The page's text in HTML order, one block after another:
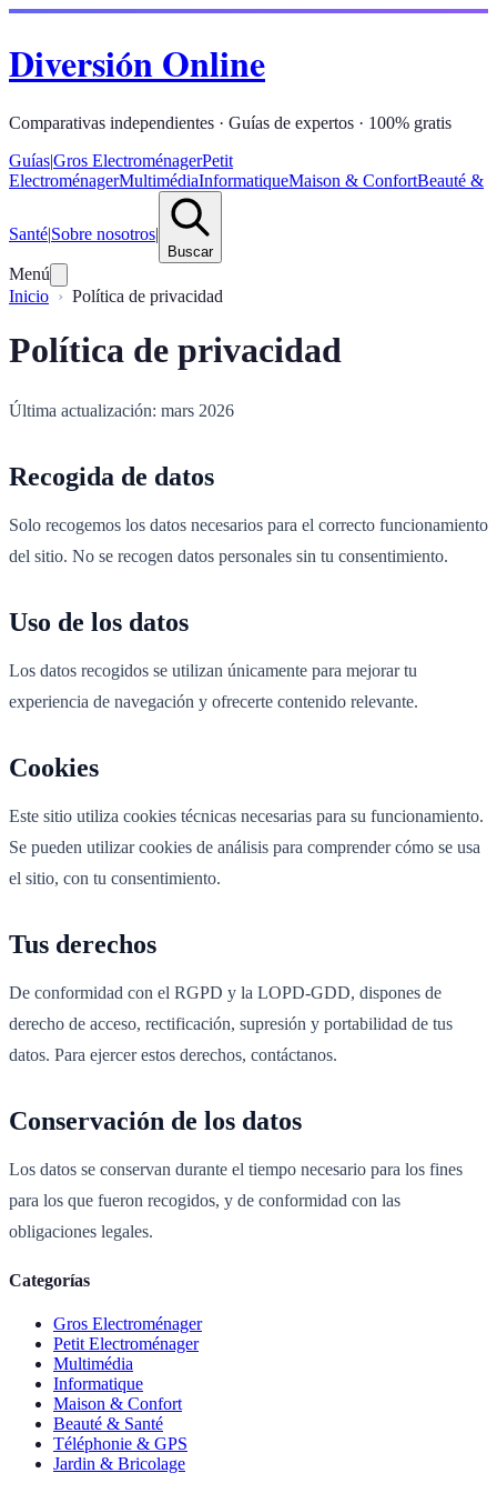
Diversión Online
Comparativas independientes · Guías de expertos · 100% gratis
Guías|Gros ElectroménagerPetit
ElectroménagerMultimédiaInformatiqueMaison & ConfortBeauté &
Santé|Sobre nosotros|
Buscar
Menú
Inicio
Política de privacidad
Política de privacidad
Última actualización: mars 2026
Recogida de datos
Solo recogemos los datos necesarios para el correcto funcionamiento
del sitio. No se recogen datos personales sin tu consentimiento.
Uso de los datos
Los datos recogidos se utilizan únicamente para mejorar tu
experiencia de navegación y ofrecerte contenido relevante.
Cookies
Este sitio utiliza cookies técnicas necesarias para su funcionamiento.
Se pueden utilizar cookies de análisis para comprender cómo se usa
el sitio, con tu consentimiento.
Tus derechos
De conformidad con el RGPD y la LOPD-GDD, dispones de
derecho de acceso, rectificación, supresión y portabilidad de tus
datos. Para ejercer estos derechos, contáctanos.
Conservación de los datos
Los datos se conservan durante el tiempo necesario para los fines
para los que fueron recogidos, y de conformidad con las
obligaciones legales.
Categorías
Gros Electroménager
Petit Electroménager
Multimédia
Informatique
Maison & Confort
Beauté & Santé
Téléphonie & GPS
Jardin & Bricolage